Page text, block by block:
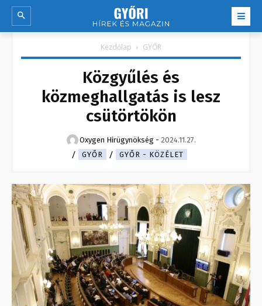
Kezdőlap GYŐR
Közgyűlés és
közmeghallgatás is lesz
csütörtökön
Oxygen Hirügynökség - 2024.11.27.
GYŐR
GYŐR - KÖZÉLET